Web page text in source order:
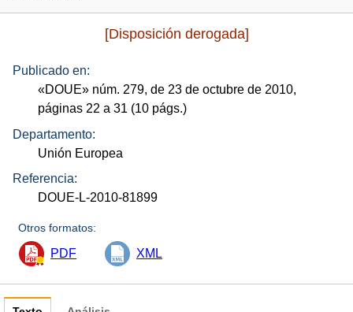
[Disposición derogada]
Publicado en:
«DOUE» núm. 279, de 23 de octubre de 2010,
páginas 22 a 31 (10 págs.)
Departamento:
Unión Europea
Referencia:
DOUE-L-2010-81899
Otros formatos:
PDF XML